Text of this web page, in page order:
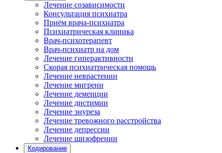
Лечение созависимости
Консультация психиатра
Приём врача-психиатра
Психиатрическая клиника
Врач-психотерапевт
Врач-психиатр на дом
Лечение гиперактивности
Скорая психиатрическая помощь
Лечение неврастении
Лечение мигрени
Лечение деменции
Лечение дистимии
Лечение энуреза
Лечение тревожного расстройства
Лечение депрессии
Лечение шизофрении
Кодирование